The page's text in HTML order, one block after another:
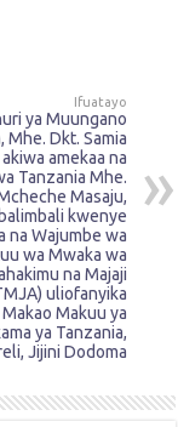
Ifuatayo
ya Muungano
Mhe. Dkt. Samia
amekaa na
Tanzania Mhe.
Masaju,
kwenye
na Wajumbe wa
wa Mwaka wa
na Majaji
uliofanyika
Makao Makuu ya
ya Tanzania,
Jijini Dodoma